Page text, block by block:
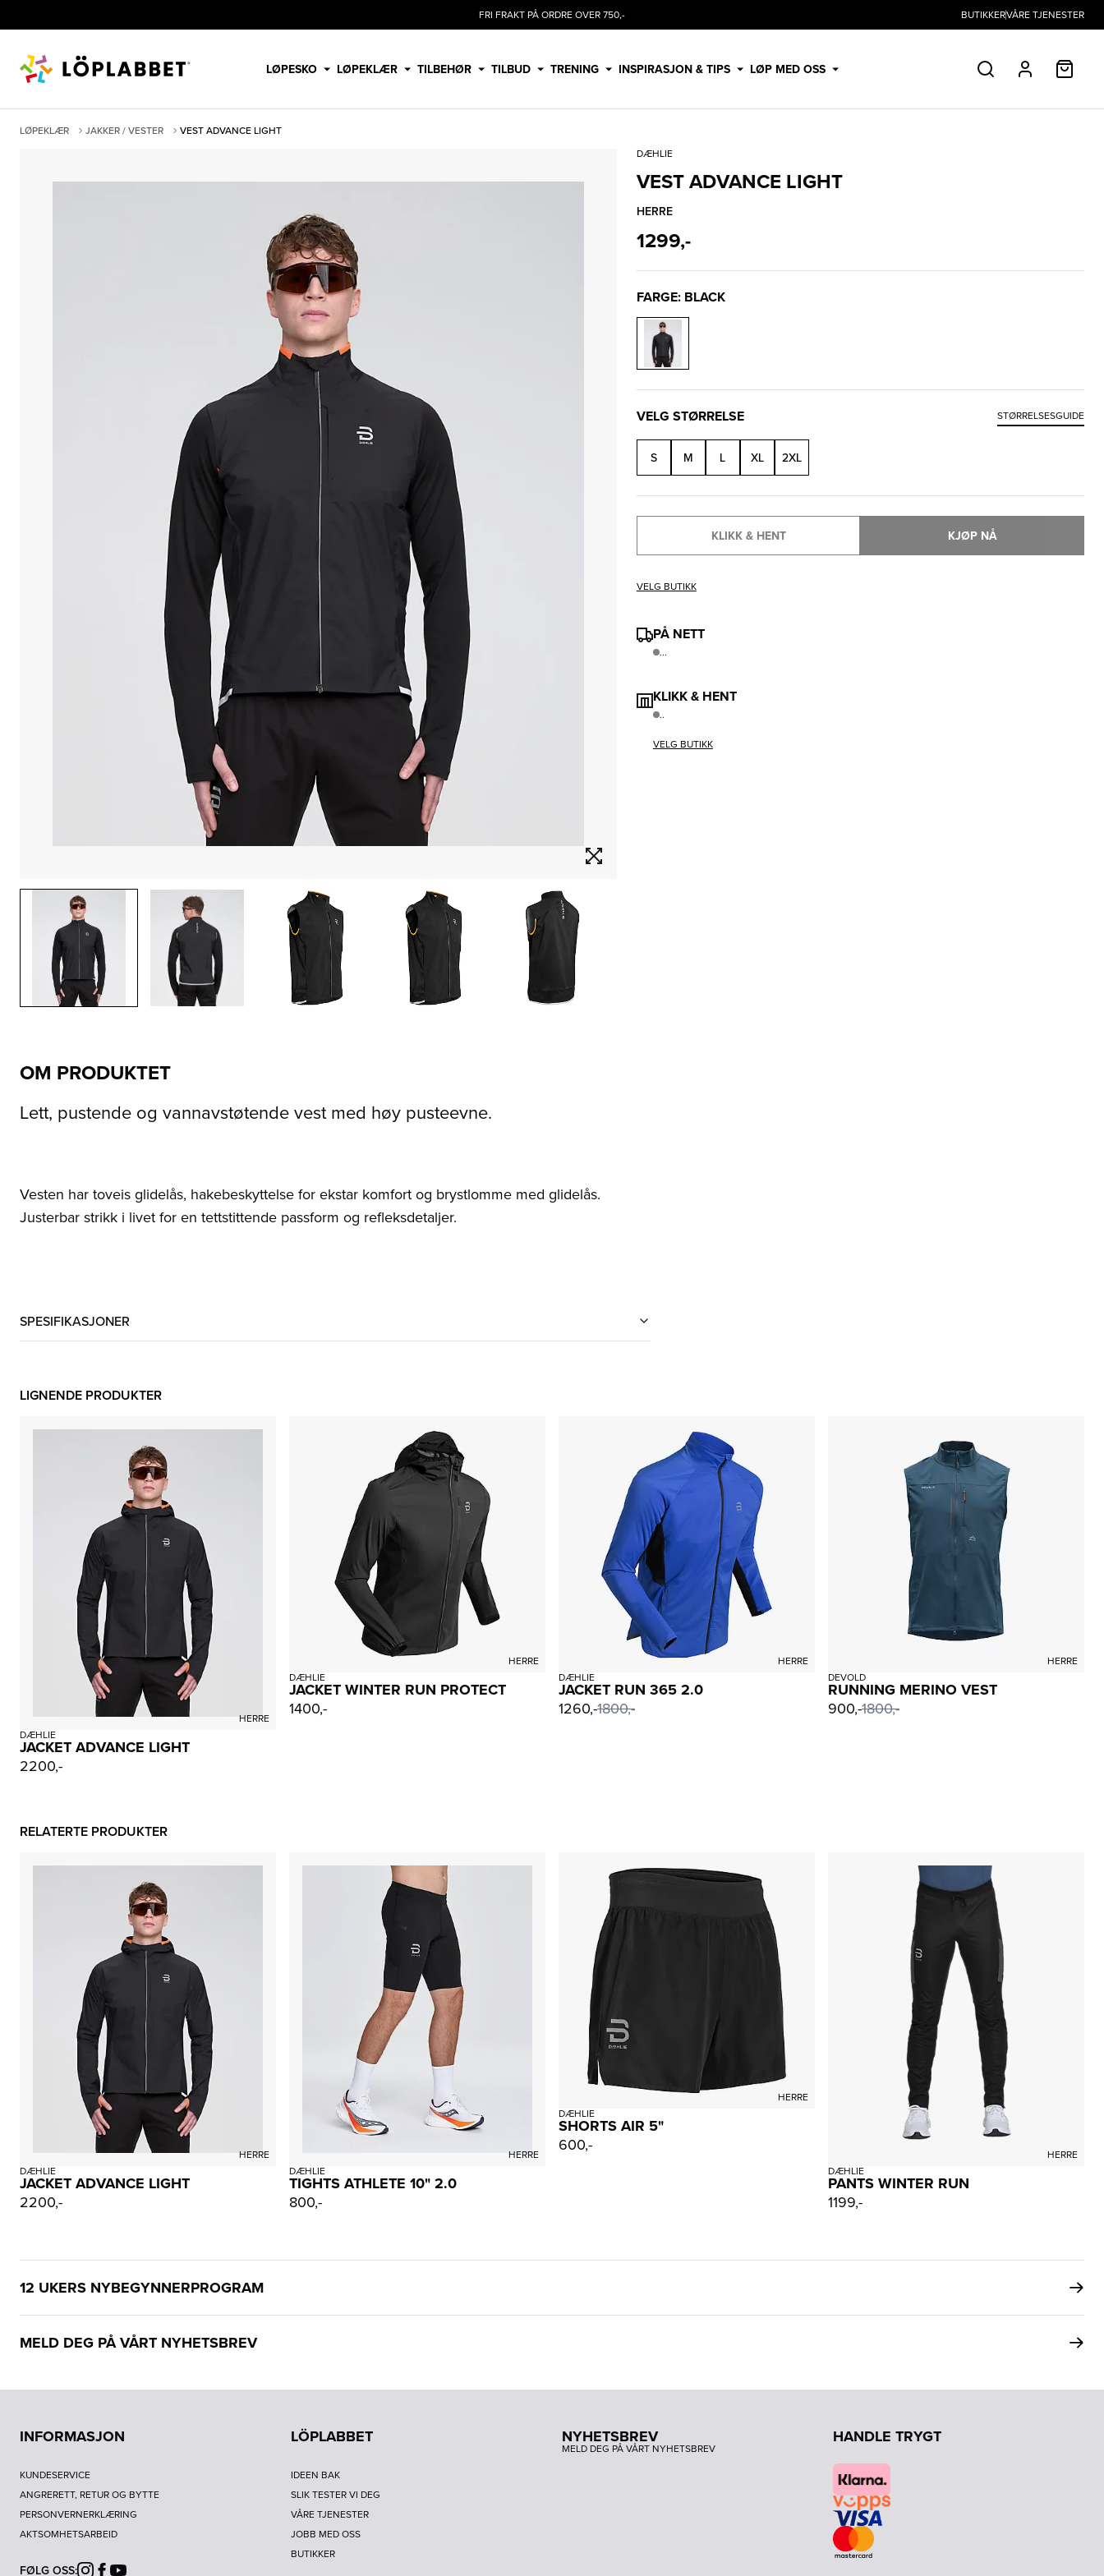
FRI FRAKT PÅ ORDRE OVER 750,- BUTIKKERVÅRE TJENESTER
LØPESKO LØPEKLÆR TILBEHØR TILBUD TRENING INSPIRASJON & TIPS LØP MED OSS SØK PROFIL
LØPEKLÆR JAKKER / VESTER VEST ADVANCE LIGHT
DÆHLIE
VEST ADVANCE LIGHT
HERRE
1299,-
FARGE: BLACK
VELG STØRRELSE STØRRELSESGUIDE
S M L XL 2XL
KLIKK & HENT KJØP NÅ
VELG BUTIKK
PÅ NETT
...
KLIKK & HENT
..
VELG BUTIKK
OM PRODUKTET
Lett, pustende og vannavstøtende vest med høy pusteevne.
Vesten har toveis glidelås, hakebeskyttelse for ekstar komfort og brystlomme med glidelås.
Justerbar strikk i livet for en tettstittende passform og refleksdetaljer.
SPESIFIKASJONER
LIGNENDE PRODUKTER
HERRE
DÆHLIE
JACKET ADVANCE LIGHT
2200,-
HERRE
DÆHLIE
JACKET WINTER RUN PROTECT
1400,-
HERRE
DÆHLIE
JACKET RUN 365 2.0
1260,-1800,-
HERRE
DEVOLD
RUNNING MERINO VEST
900,-1800,-
RELATERTE PRODUKTER
HERRE
DÆHLIE
JACKET ADVANCE LIGHT
2200,-
HERRE
DÆHLIE
TIGHTS ATHLETE 10" 2.0
800,-
HERRE
DÆHLIE
SHORTS AIR 5"
600,-
HERRE
DÆHLIE
PANTS WINTER RUN
1199,-
12 UKERS NYBEGYNNERPROGRAM
MELD DEG PÅ VÅRT NYHETSBREV
INFORMASJON
KUNDESERVICE
ANGRERETT, RETUR OG BYTTE
PERSONVERNERKLÆRING
AKTSOMHETSARBEID
LÖPLABBET
IDEEN BAK
SLIK TESTER VI DEG
VÅRE TJENESTER
JOBB MED OSS
BUTIKKER
NYHETSBREV
MELD DEG PÅ VÅRT NYHETSBREV
HANDLE TRYGT
FØLG OSS:Instagram
Facebook